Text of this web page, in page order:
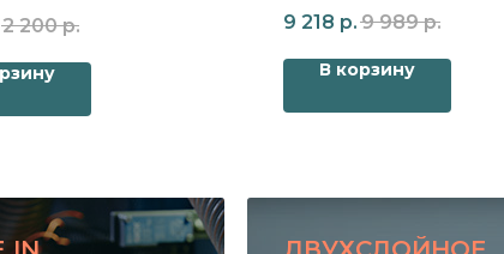
2 200 р. 9 218 р. 9 989 р.
В корзину